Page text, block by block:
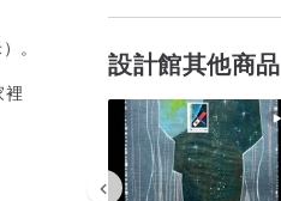
設計館其他商品
。